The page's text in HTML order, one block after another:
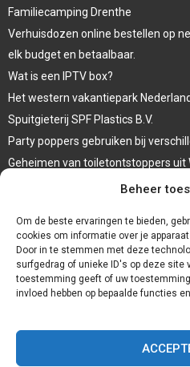
Beheer
Om de beste ervaringen te bieden,
cookies om informatie over je
Door in te stemmen met deze
surfgedrag of unieke ID's op deze site
toestemming geeft of uw
invloed hebben op bepaalde functies
Familiecamping Drenthe
Verhuisdozen online bestellen op
elk budget en betaalbaar.
Wat is een IPTV box?
Het western vakantiepark
Spuitgieterij SPF Plastics B.V.
Party poppers gebruiken bij
Geheimen van toiletontstoppers uit
Vormen van terrasaankleding